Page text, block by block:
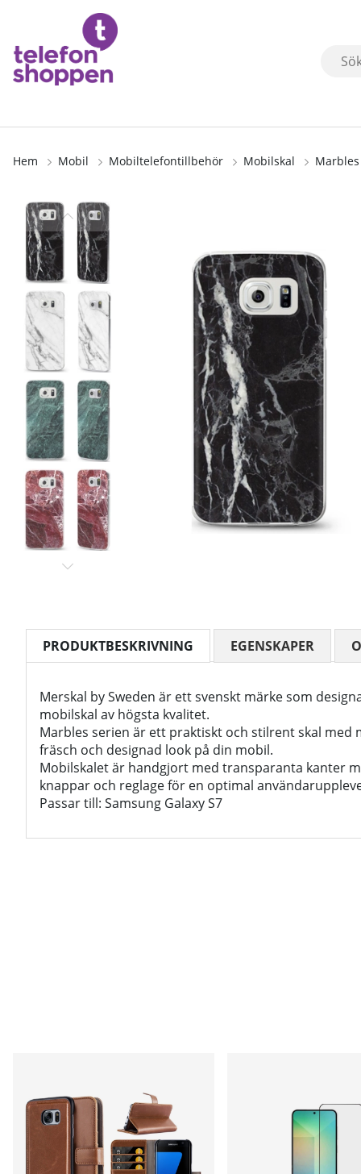
Hem Mobil Mobiltelefontillbehör Mobilskal Marbles
Produktbilder
PRODUKTBESKRIVNING
Merskal by Sweden är ett svenskt märke som
mobilskal av högsta kvalitet.
Marbles serien är ett praktiskt och stilrent skal
fräsch och designad look på din mobil.
Mobilskalet är handgjort med transparanta kanter
knappar och reglage för en optimal
Passar till: Samsung Galaxy S7
EGENSKAPER